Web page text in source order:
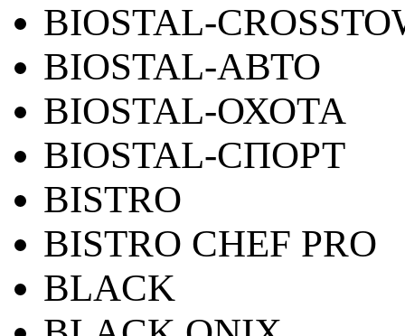
BIOSTAL-
BIOSTAL-АВТО
BIOSTAL-ОХОТА
BIOSTAL-СПОРТ
BISTRO
BISTRO CHEF PRO
BLACK